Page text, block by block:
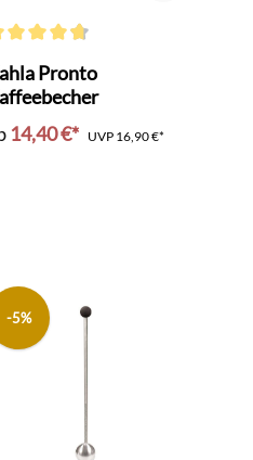
Pronto
14,40 €* UVP 16,90 €*
-5%